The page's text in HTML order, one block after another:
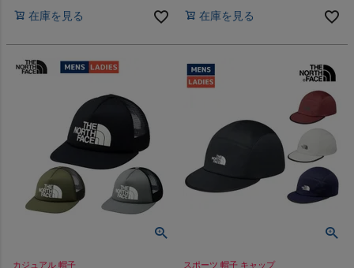
在庫を見る 在庫を見る
カジュアル 帽子 スポーツ 帽子 キャップ